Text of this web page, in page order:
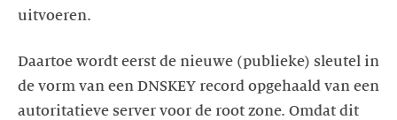
uitvoeren.
Daartoe wordt eerst de nieuwe (publieke) sleutel in
de vorm van een DNSKEY record opgehaald van een
autoritatieve server voor de root zone. Omdat dit